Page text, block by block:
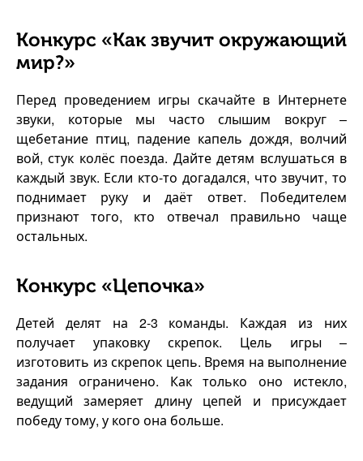
Конкурс «Как звучит окружающий
мир?»
Перед проведением игры скачайте в Интернете
звуки, которые мы часто слышим вокруг –
щебетание птиц, падение капель дождя, волчий
вой, стук колёс поезда. Дайте детям вслушаться в
каждый звук. Если кто-то догадался, что звучит, то
поднимает руку и даёт ответ. Победителем
признают того, кто отвечал правильно чаще
остальных.
Конкурс «Цепочка»
Детей делят на 2-3 команды. Каждая из них
получает упаковку скрепок. Цель игры –
изготовить из скрепок цепь. Время на выполнение
задания ограничено. Как только оно истекло,
ведущий замеряет длину цепей и присуждает
победу тому, у кого она больше.